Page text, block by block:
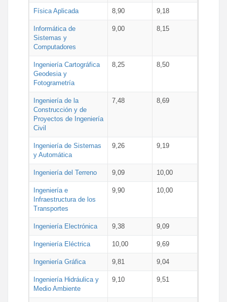
Física Aplicada 8,90 9,18
Informática de
Sistemas y
Computadores
9,00 8,15
Ingeniería Cartográfica
Geodesia y
Fotogrametría
8,25 8,50
Ingeniería de la
Construcción y de
Proyectos de Ingeniería
Civil
7,48 8,69
Ingeniería de Sistemas
y Automática
9,26 9,19
Ingeniería del Terreno 9,09 10,00
Ingeniería e
Infraestructura de los
Transportes
9,90 10,00
Ingeniería Electrónica 9,38 9,09
Ingeniería Eléctrica 10,00 9,69
Ingeniería Gráfica 9,81 9,04
Ingeniería Hidráulica y
Medio Ambiente
9,10 9,51